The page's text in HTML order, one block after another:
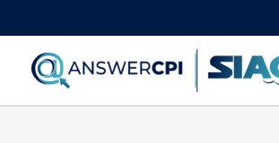
al
contenido